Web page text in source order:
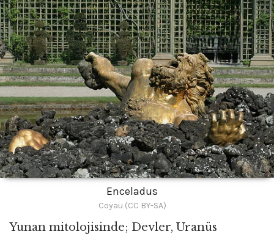
Enceladus
Coyau (CC BY-SA)
Yunan mitolojisinde; Devler, Uranüs